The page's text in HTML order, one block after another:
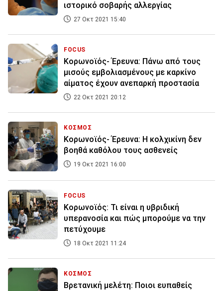
ιστορικό σοβαρής αλλεργίας
27 Οκτ 2021 15:40
FOCUS
Κορωνοϊός- Έρευνα: Πάνω από τους
μισούς εμβολιασμένους με καρκίνο
αίματος έχουν ανεπαρκή προστασία
22 Οκτ 2021 20:12
ΚΟΣΜΟΣ
Κορωνοϊός- Έρευνα: Η κολχικίνη δεν
βοηθά καθόλου τους ασθενείς
19 Οκτ 2021 16:00
FOCUS
Κορωνοϊός: Τι είναι η υβριδική
υπερανοσία και πώς μπορούμε να την
πετύχουμε
18 Οκτ 2021 11:24
ΚΟΣΜΟΣ
Βρετανική μελέτη: Ποιοι ευπαθείς